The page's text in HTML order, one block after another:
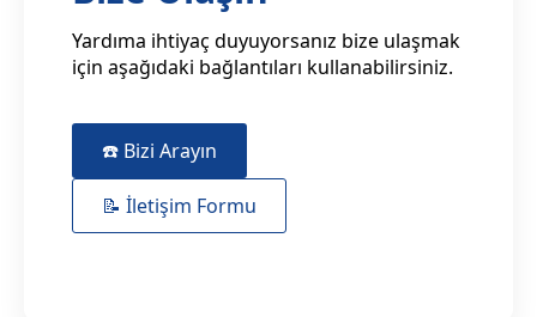
Yardıma ihtiyaç duyuyorsanız bize ulaşmak
için aşağıdaki bağlantıları kullanabilirsiniz.
☎️ Bizi Arayın
📝 İletişim Formu